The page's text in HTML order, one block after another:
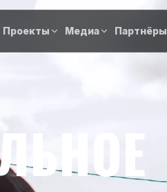
Проекты Медиа Партнёры